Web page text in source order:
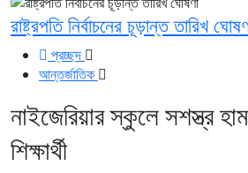
প্রচ্ছদ
আন্তর্জাতিক
নাইজেরিয়ার স্কুলে সশস্ত্র
শিক্ষার্থী
রাষ্ট্রপতি নির্বাচনের চূড়ান্ত তারিখ